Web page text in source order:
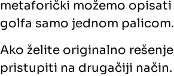
metaforički možemo
golfa samo jednom palicom.
Ako želite originalno
pristupiti na drugačiji